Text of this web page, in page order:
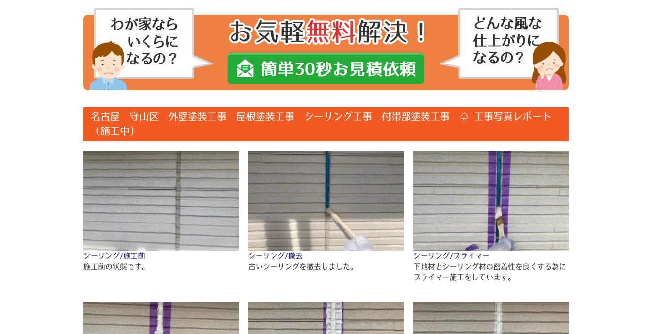
名古屋 守山区 外壁塗装工事 屋根塗装工事 シーリング工事 付帯部塗装工事 ♤ 工事写真レポート
（施工中）
シーリング/施工前
施工前の状態です。
シーリング/撤去
古いシーリングを撤去しました。
シーリング/プライマー
下地材とシーリング材の密着性を良くする為に
プライマー施工をしています。